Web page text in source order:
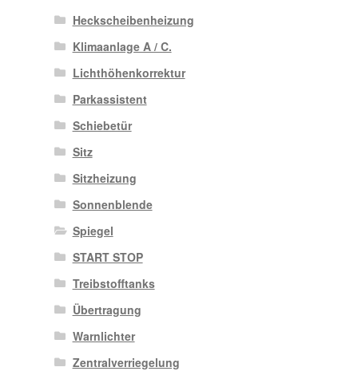
Heckscheibenheizung
Klimaanlage A / C.
Lichthöhenkorrektur
Parkassistent
Schiebetür
Sitz
Sitzheizung
Sonnenblende
Spiegel
START STOP
Treibstofftanks
Übertragung
Warnlichter
Zentralverriegelung